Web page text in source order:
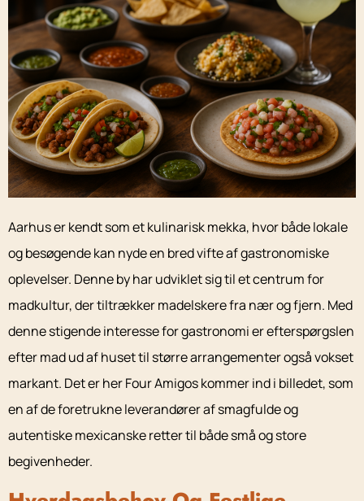
Aarhus er kendt som et kulinarisk mekka, hvor både lokale
og besøgende kan nyde en bred vifte af gastronomiske
oplevelser. Denne by har udviklet sig til et centrum for
madkultur, der tiltrækker madelskere fra nær og fjern. Med
denne stigende interesse for gastronomi er efterspørgslen
efter mad ud af huset til større arrangementer også vokset
markant. Det er her Four Amigos kommer ind i billedet, som
en af de foretrukne leverandører af smagfulde og
autentiske mexicanske retter til både små og store
begivenheder.